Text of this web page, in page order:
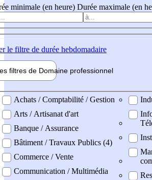
minimale (en heure) Durée maximale (en
le filtre de durée hebdomadaire
filtres de Domaine professionnel
professionel
Achats / Comptabilité / Gestion
Arts / Artisanat d'art
Banque / Assurance
Bâtiment / Travaux Publics (4)
Commerce / Vente
Communication / Multimédia